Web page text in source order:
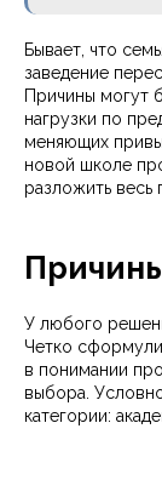
Бывает, что
заведение
Причины могут
нагрузки по
меняющих
новой школе
разложить весь
У любого
Четко
в понимании
выбора.
категории: